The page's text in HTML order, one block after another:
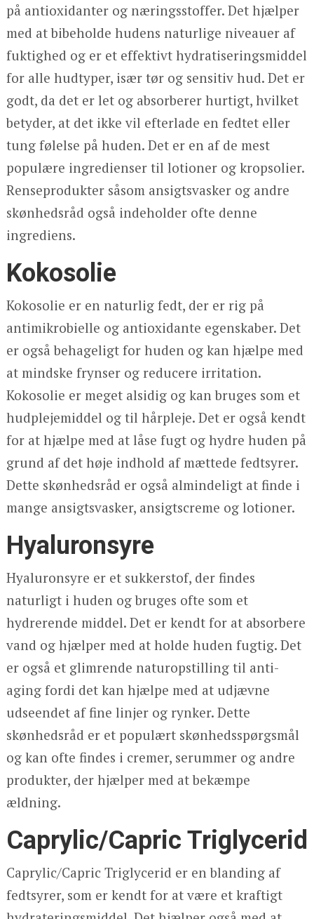
på antioxidanter og næringsstoffer. Det hjælper
med at bibeholde hudens naturlige niveauer af
fuktighed og er et effektivt hydratiseringsmiddel
for alle hudtyper, især tør og sensitiv hud. Det er
godt, da det er let og absorberer hurtigt, hvilket
betyder, at det ikke vil efterlade en fedtet eller
tung følelse på huden. Det er en af de mest
populære ingredienser til lotioner og kropsolier.
Renseprodukter såsom ansigtsvasker og andre
skønhedsråd også indeholder ofte denne
ingrediens.
Kokosolie
Kokosolie er en naturlig fedt, der er rig på
antimikrobielle og antioxidante egenskaber. Det
er også behageligt for huden og kan hjælpe med
at mindske frynser og reducere irritation.
Kokosolie er meget alsidig og kan bruges som et
hudplejemiddel og til hårpleje. Det er også kendt
for at hjælpe med at låse fugt og hydre huden på
grund af det høje indhold af mættede fedtsyrer.
Dette skønhedsråd er også almindeligt at finde i
mange ansigtsvasker, ansigtscreme og lotioner.
Hyaluronsyre
Hyaluronsyre er et sukkerstof, der findes
naturligt i huden og bruges ofte som et
hydrerende middel. Det er kendt for at absorbere
vand og hjælper med at holde huden fugtig. Det
er også et glimrende naturopstilling til anti-
aging fordi det kan hjælpe med at udjævne
udseendet af fine linjer og rynker. Dette
skønhedsråd er et populært skønhedsspørgsmål
og kan ofte findes i cremer, serummer og andre
produkter, der hjælper med at bekæmpe
ældning.
Caprylic/Capric Triglycerid
Caprylic/Capric Triglycerid er en blanding af
fedtsyrer, som er kendt for at være et kraftigt